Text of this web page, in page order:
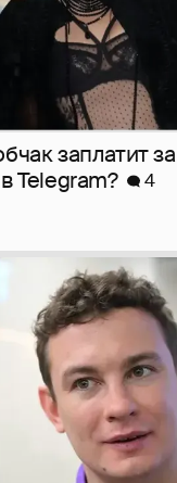
заплатит
Telegram?
4